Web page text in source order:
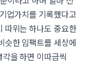
업가치를 기록했다고
따위는 하나도 중요한
한 임팩트를 세상에
을 하면 이따금씩